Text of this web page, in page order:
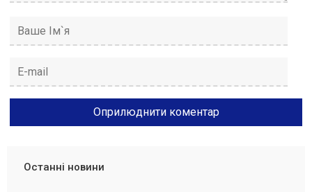
Останні новини